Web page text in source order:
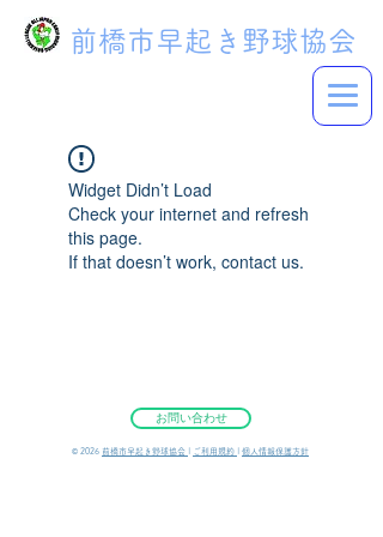
前橋市早起き野球協会
Widget Didn’t Load
Check your internet and refresh
this page.
If that doesn’t work, contact us.
お問い合わせ
©︎ 2026 前橋市早起き野球協会 ご利用規約 個人情報保護方針